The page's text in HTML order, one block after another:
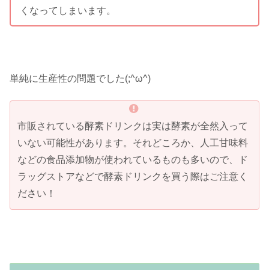
くなってしまいます。
単純に生産性の問題でした(;^ω^)
市販されている酵素ドリンクは実は酵素が全然入って
いない可能性があります。それどころか、人工甘味料
などの食品添加物が使われているものも多いので、ド
ラッグストアなどで酵素ドリンクを買う際はご注意く
ださい！